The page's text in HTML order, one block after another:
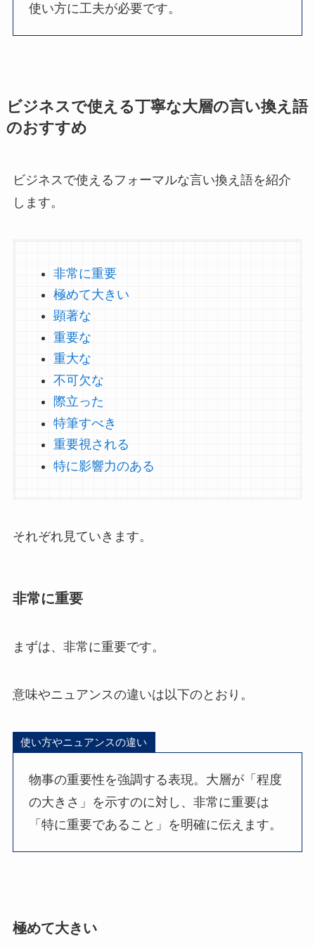
使い方に工夫が必要です。
ビジネスで使える丁寧な大層の言い換え語
のおすすめ
ビジネスで使えるフォーマルな言い換え語を紹介
します。
非常に重要
極めて大きい
顕著な
重要な
重大な
不可欠な
際立った
特筆すべき
重要視される
特に影響力のある
それぞれ見ていきます。
非常に重要
まずは、非常に重要です。
意味やニュアンスの違いは以下のとおり。
使い方やニュアンスの違い
物事の重要性を強調する表現。大層が「程度
の大きさ」を示すのに対し、非常に重要は
「特に重要であること」を明確に伝えます。
極めて大きい